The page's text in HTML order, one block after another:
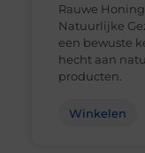
Rauwe
Natuurlijke
een bewuste
hecht aan
producten.
Winkelen